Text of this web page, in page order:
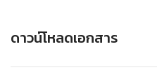
ดาวน์โหลดเอกสาร